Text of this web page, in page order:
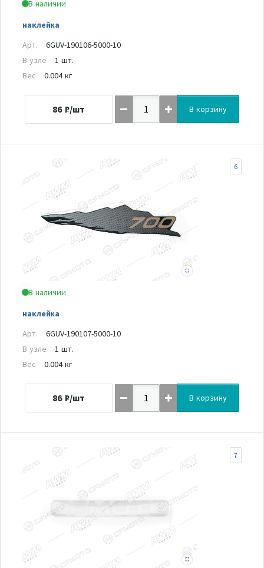
В наличии
наклейка
Арт.
6GUV-190106-5000-10
В узле
1 шт.
Вес
0.004 кг
86 ₽/шт В корзину
В наличии
наклейка
6
Арт.
6GUV-190107-5000-10
В узле
1 шт.
Вес
0.004 кг
86 ₽/шт В корзину
7